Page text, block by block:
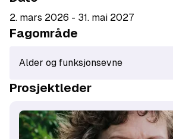
2. mars 2026 - 31. mai 2027
Fagområde
Alder og funksjonsevne
Prosjektleder